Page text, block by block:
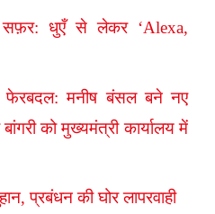
सफ़र: धुएँ से लेकर ‘Alexa,
फेरबदल: मनीष बंसल बने नए
को मुख्यमंत्री कार्यालय में
प्रबंधन की घोर लापरवाही